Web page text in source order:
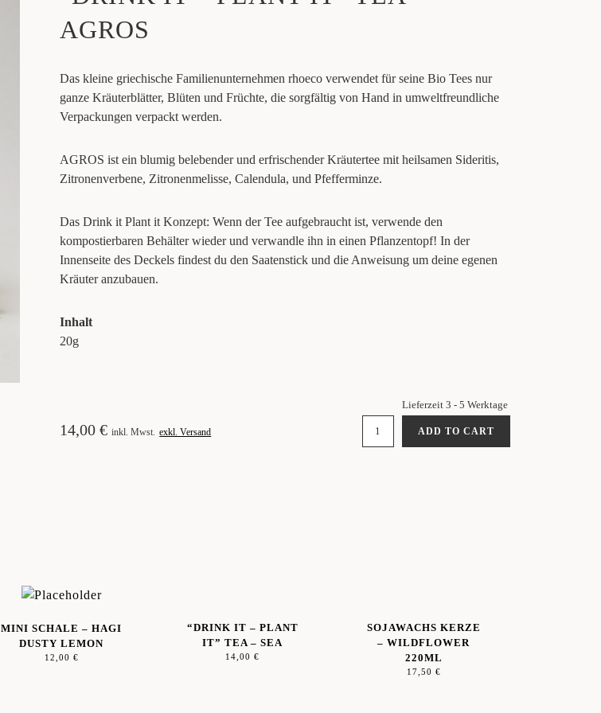
AGROS
14,00€ inkl. Mwst. exkl. Versand
Lieferzeit 3 - 5 Werktage
-
ADD TO CART
Das kleine griechische Familienunternehmen rhoeco verwendet für seine Bio Tees nur
ganze Kräuterblätter, Blüten und Früchte, die sorgfältig von Hand in umweltfreundliche
Verpackungen verpackt werden.
AGROS ist ein blumig belebender und erfrischender Kräutertee mit heilsamen Sideritis,
Zitronenverbene, Zitronenmelisse, Calendula, und Pfefferminze.
Das Drink it Plant it Konzept: Wenn der Tee aufgebraucht ist, verwende den
kompostierbaren Behälter wieder und verwandle ihn in einen Pflanzentopf! In der
Innenseite des Deckels findest du den Saatenstick und die Anweisung um deine egenen
Kräuter anzubauen.
Inhalt
20g
MINI SCHALE – HAGI
DUSTY LEMON
12,00 €
“DRINK IT – PLANT
IT” TEA – SEA
14,00€
SOJAWACHS KERZE
– WILDFLOWER
220ML
17,50 €